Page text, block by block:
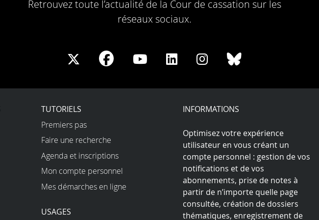
Retrouvez toute l’actualité de la Cour de cassation sur les
réseaux sociaux.
Share
X
Share
Facebook
Share
Youtube
Share
LinkedIn
Share
Instagram
Share
Bluesky
TUTORIELS
Premiers pas
Faire une recherche
Agenda et inscriptions
Mon compte personnel
Mes démarches en ligne
USAGES
INFORMATIONS
Optimisez votre expérience
utilisateur en vous créant un
compte personnel : gestion de vos
notifications et de vos
abonnements, prise de notes à
partir de n’importe quelle page
consultée, création de dossiers
thématiques, enregistrement de